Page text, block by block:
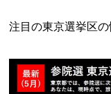
注目の東京選挙区